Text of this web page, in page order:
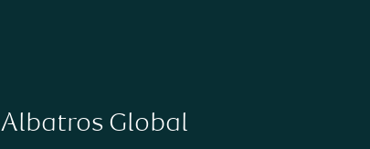
Albatros Global